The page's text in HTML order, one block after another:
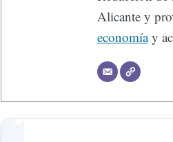
Alicante y
economíay